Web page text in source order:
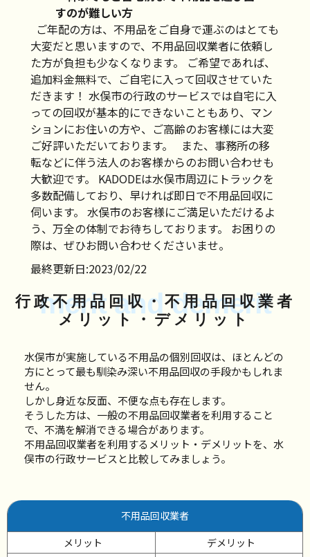
すのが難しい方
ご年配の方は、不用品をご自身で運ぶのはとても
大変だと思いますので、不用品回収業者に依頼し
た方が負担も少なくなります。 ご希望であれば、
追加料金無料で、ご自宅に入って回収させていた
だきます！ 水俣市の行政のサービスでは自宅に入
っての回収が基本的にできないこともあり、マン
ションにお住いの方や、ご高齢のお客様には大変
ご好評いただいております。 また、事務所の移
転などに伴う法人のお客様からのお問い合わせも
大歓迎です。 KADODEは水俣市周辺にトラックを
多数配備しており、早ければ即日で不用品回収に
伺います。 水俣市のお客様にご満足いただけるよ
う、万全の体制でお待ちしております。 お困りの
際は、ぜひお問い合わせくださいませ。
最終更新日:2023/02/22
merit and demerit
行政不用品回収・不用品回収業者
メリット・デメリット
水俣市が実施している不用品の個別回収は、ほとんどの
方にとって最も馴染み深い不用品回収の手段かもしれま
せん。
しかし身近な反面、不便な点も存在します。
そうした方は、一般の不用品回収業者を利用すること
で、不満を解消できる場合があります。
不用品回収業者を利用するメリット・デメリットを、水
俣市の行政サービスと比較してみましょう。
不用品回収業者
メリット
デメリット